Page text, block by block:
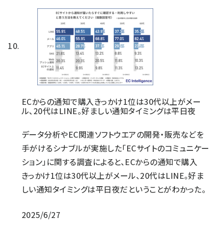
ECからの通知で購入きっかけ1位は30代以上がメー
ル、20代はLINE。好ましい通知タイミングは平日夜​​
データ分析やEC関連ソフトウエアの開発・販売などを
手がけるシナブルが実施した「ECサイトのコミュニケー
ション」に関する調査によると、ECからの通知で購入
きっかけ1位は30代以上がメール、20代はLINE。好ま
しい通知タイミングは平日夜だということがわかった。​​
2025/6/27